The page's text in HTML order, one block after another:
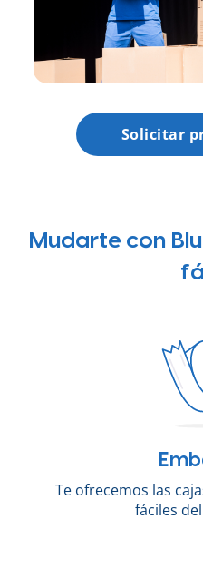
Solicitar
Mudarte con
Te ofrecemos las
fáciles